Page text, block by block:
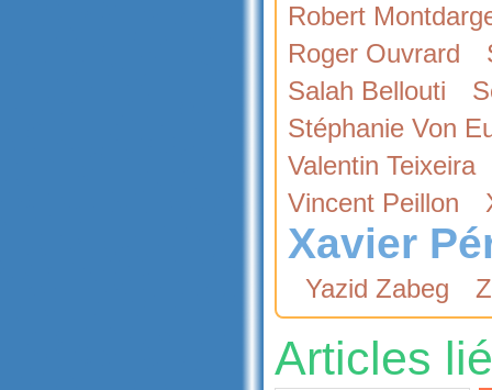
Robert
Roger Ouvrard
Salah Bellouti
Stéphanie Von
Valentin Teixeira
Vincent Peillon
Xavier
Yazid Zabeg
Articles